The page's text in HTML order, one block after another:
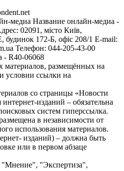
медиа Название онлайн-медиа -
02091, місто Київ,
172-Б, офіс 208/1 E-mail:
Телефон: 044-205-43-00
- R40-06068
материалов, размещённых на
условии ссылки на
со страницы «Новости
изданий – обязательна
систем гиперссылка.
в независимости от
использования материалов.
изданий) – должна быть
или в первом абзаце
"Мнение", "Экспертиза",